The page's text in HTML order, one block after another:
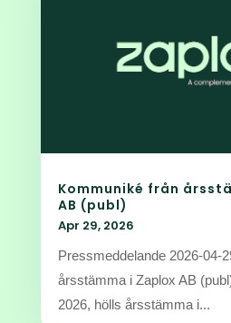
Kommuniké från
AB (publ)
Apr 29, 2026
Pressmeddelande 2026-04-
årsstämma i Zaplox AB
2026, hölls årsstämma i...